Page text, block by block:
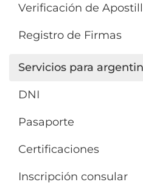
Verificación de
Registro de Firmas
Servicios para
DNI
Pasaporte
Certificaciones
Inscripción consular